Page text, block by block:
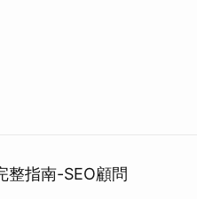
整指南-SEO顧問